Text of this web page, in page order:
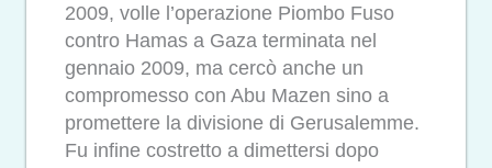
2009, volle l’operazione Piombo Fuso
contro Hamas a Gaza terminata nel
gennaio 2009, ma cercò anche un
compromesso con Abu Mazen sino a
promettere la divisione di Gerusalemme.
Fu infine costretto a dimettersi dopo